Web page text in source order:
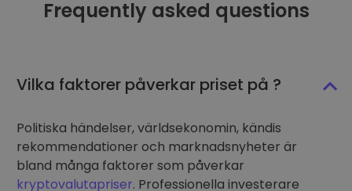
Frequently asked questions
Vilka faktorer påverkar priset på ?
Politiska händelser, världsekonomin, kändis
rekommendationer och marknadsnyheter är
bland många faktorer som påverkar
kryptovalutapriser. Professionella investerare